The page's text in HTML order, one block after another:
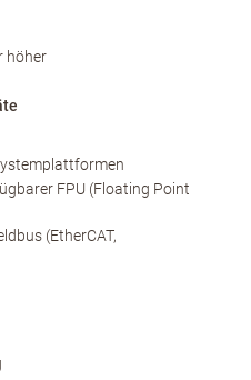
höher
FPU (Floating Point
(EtherCAT,